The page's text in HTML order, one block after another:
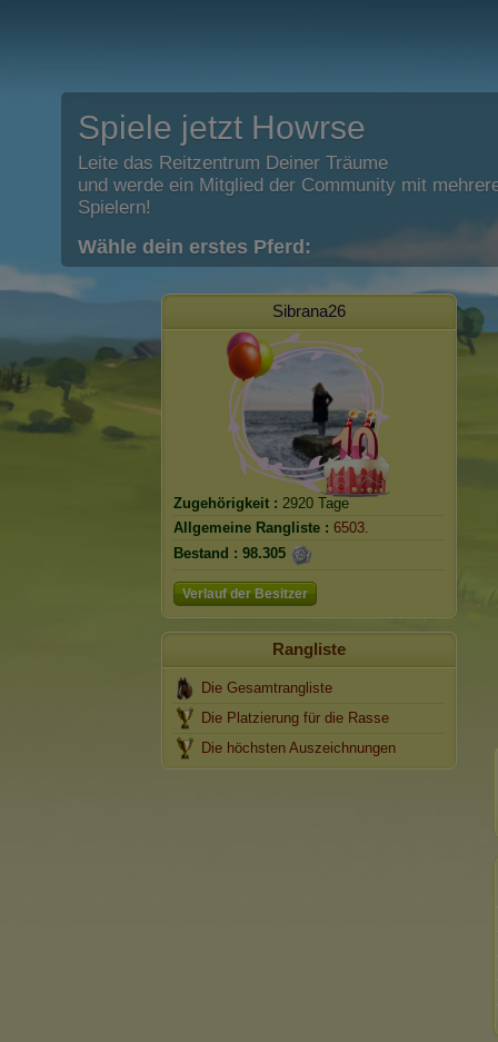
Spiele jetzt Howrse
Leite das Reitzentrum Deiner Träume
und werde ein Mitglied der Community mit
Spielern!
Wähle dein erstes Pferd:
Sibrana26
Zugehörigkeit : 2920 Tage
Allgemeine Rangliste : 6503.
Bestand : 98.305
Verlauf der Besitzer
Rangliste
Die Gesamtrangliste
Die Platzierung für die Rasse
Die höchsten Auszeichnungen